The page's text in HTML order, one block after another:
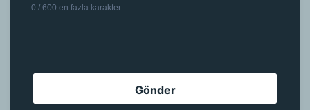
0 / 600 en fazla karakter